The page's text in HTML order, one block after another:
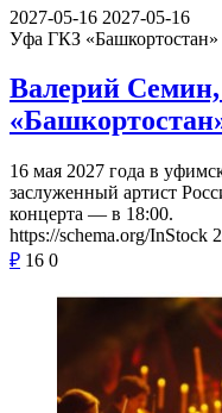
2027-05-16 2027-05-16
Уфа ГКЗ «Башкортостан»
Валерий
16 мая 2027 года в
заслуженный артист
концерта — в 18:00.
https://schema.org/InStock
₽ 16 0